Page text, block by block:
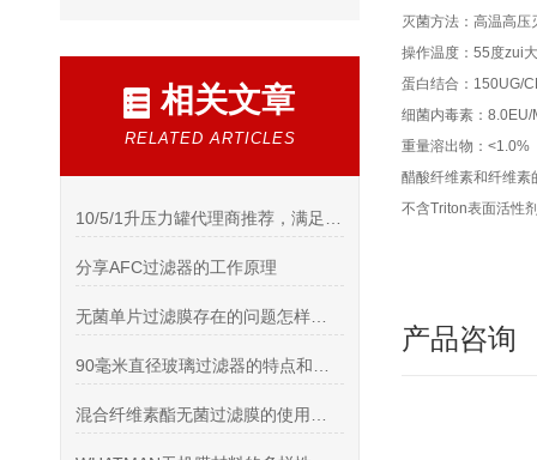
相关文章
RELATED ARTICLES
分享AFC过滤器的工作原理
灭菌方法：高温高
操作温度：55度zui大
蛋白结合：150UG/
细菌内毒素：8.0EU/
重量溶出物：<1.0%
醋酸纤维素和纤维素
不含Triton表面活性
产品咨询